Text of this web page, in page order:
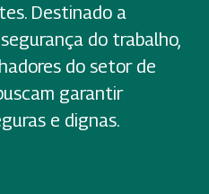
Destinado a
do trabalho,
do setor de
garantir
e dignas.